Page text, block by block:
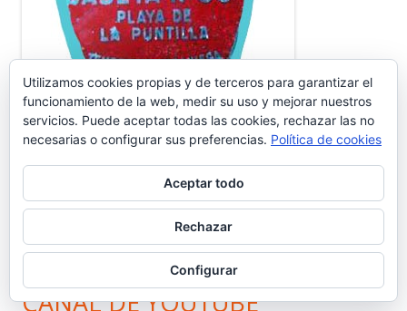
CANAL YOUTUBE GENTE DEL PUERTO
Suscribirse Canal YouTube Gente del Puerto
CANAL DE YOUTUBE
Utilizamos cookies propias y de terceros para garantizar el
funcionamiento de la web, medir su uso y mejorar nuestros
servicios. Puede aceptar todas las cookies, rechazar las no
necesarias o configurar sus preferencias. Política de cookies
Aceptar todo
Rechazar
Configurar